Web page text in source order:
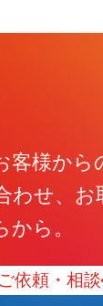
問い合わせ
客様から
わせ、お
ら。
依頼・相談